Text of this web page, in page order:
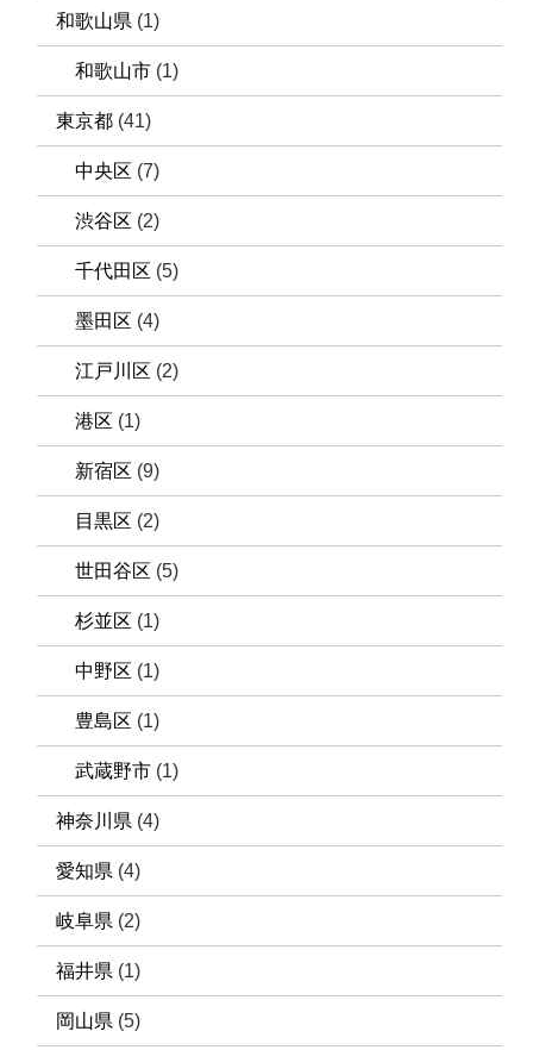
和歌山県 (1)
和歌山市 (1)
東京都 (41)
中央区 (7)
渋谷区 (2)
千代田区 (5)
墨田区 (4)
江戸川区 (2)
港区 (1)
新宿区 (9)
目黒区 (2)
世田谷区 (5)
杉並区 (1)
中野区 (1)
豊島区 (1)
武蔵野市 (1)
神奈川県 (4)
愛知県 (4)
岐阜県 (2)
福井県 (1)
岡山県 (5)